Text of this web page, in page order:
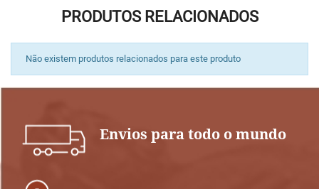
PRODUTOS RELACIONADOS
Não existem produtos relacionados para este produto
Envios para todo o mundo